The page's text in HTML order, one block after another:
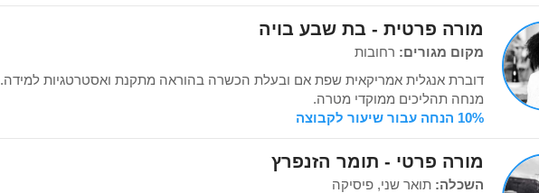
מורה פרטית - בת שבע בויה
מקום מגורים: רחובות
דוברת אנגלית אמריקאית שפת אם ובעלת הכשרה בהוראה מתקנת ואסטרטגיות למידה.
מנחה תהליכים ממוקדי מטרה.
10% הנחה עבור שיעור לקבוצה
מורה פרטי - תומר הזנפרץ
השכלה: תואר שני, פיסיקה